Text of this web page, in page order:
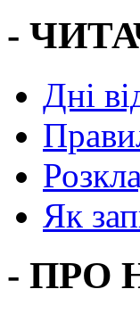
-
Дні
Як
- ПРО